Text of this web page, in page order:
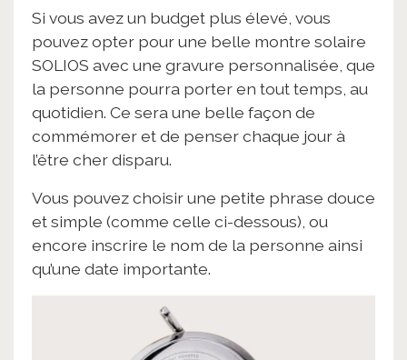
Si vous avez un budget plus élevé, vous
pouvez opter pour une belle montre solaire
SOLIOS avec une gravure personnalisée, que
la personne pourra porter en tout temps, au
quotidien. Ce sera une belle façon de
commémorer et de penser chaque jour à
l’être cher disparu.
Vous pouvez choisir une petite phrase douce
et simple (comme celle ci-dessous), ou
encore inscrire le nom de la personne ainsi
qu’une date importante.